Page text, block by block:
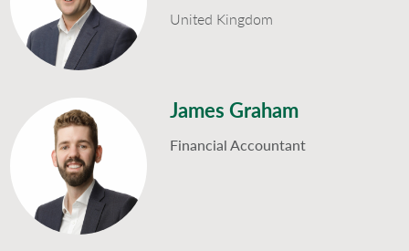
United Kingdom
James Graham
Financial Accountant